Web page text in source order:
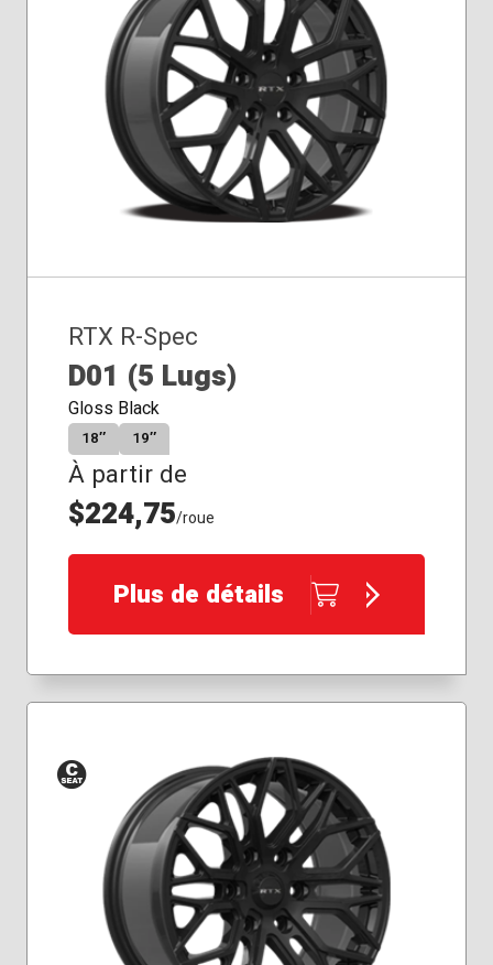
Siège
conique
RTX R-Spec
D01 (5 Lugs)
Gloss Black
18″ 19″
À partir de
$224,75/roue
Plus de détails
Siège
conique